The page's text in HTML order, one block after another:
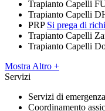
Trapianto Capelli
Trapianto Capelli
PRP Si prega di
Trapianto Capelli
Trapianto Capelli
Mostra Altro +
Servizi
Servizi di emergenza
Coordinamento